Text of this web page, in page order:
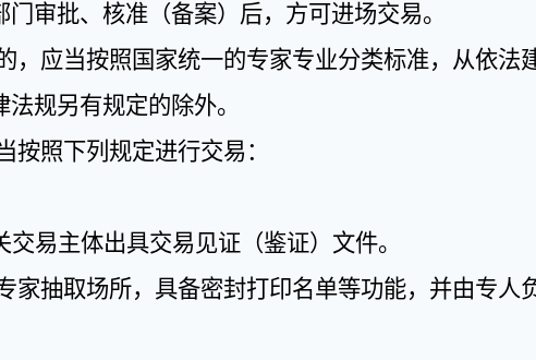
审批、核准（备案）后，方可进场交易。
，应当按照国家统一的专家专业分类标准，从依法
规另有规定的除外。
照下列规定进行交易：
易主体出具交易见证（鉴证）文件。
家抽取场所，具备密封打印名单等功能，并由专人